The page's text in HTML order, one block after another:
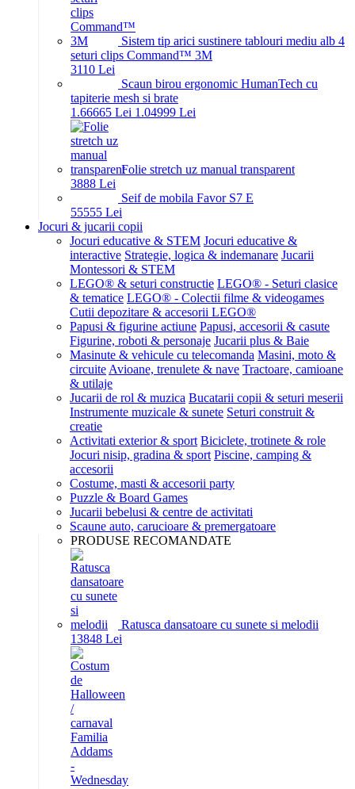
Sistem tip arici sustinere tablouri mediu alb 4
seturi clips Command™ 3M
3110 Lei
Scaun birou ergonomic HumanTech cu
tapiterie mesh si brate
1.66665 Lei 1.04999 Lei
Folie stretch uz manual transparent
3888 Lei
Seif de mobila Favor S7 E
55555 Lei
Jocuri & jucarii copii
Jocuri educative & STEM Jocuri educative &
interactive Strategie, logica & indemanare Jucarii
Montessori & STEM
LEGO® & seturi constructie LEGO® - Seturi clasice
& tematice LEGO® - Colectii filme & videogames
Cutii depozitare & accesorii LEGO®
Papusi & figurine actiune Papusi, accesorii & casute
Figurine, roboti & personaje Jucarii plus & Baie
Masinute & vehicule cu telecomanda Masini, moto &
circuite Avioane, trenulete & nave Tractoare, camioane
& utilaje
Jucarii de rol & muzica Bucatarii copii & seturi meserii
Instrumente muzicale & sunete Seturi construit &
creatie
Activitati exterior & sport Biciclete, trotinete & role
Jocuri nisip, gradina & sport Piscine, camping &
accesorii
Costume, masti & accesorii party
Puzzle & Board Games
Jucarii bebelusi & centre de activitati
Scaune auto, carucioare & premergatoare
PRODUSE RECOMANDATE
Ratusca dansatoare cu sunete si melodii
13848 Lei